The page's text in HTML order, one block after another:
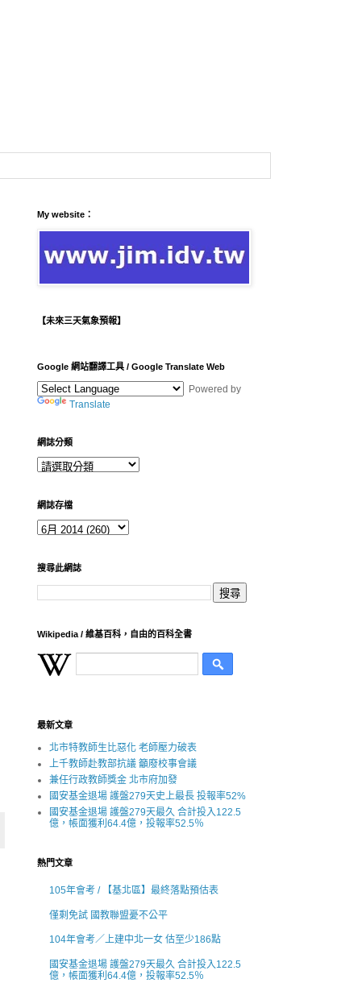
My website：
【未來三天氣象預報】
Google 網站翻譯工具 / Google Translate Web
Powered by
Translate
網誌分類
網誌存檔
搜尋此網誌
Wikipedia / 維基百科，自由的百科全書
最新文章
北市特教師生比惡化 老師壓力破表
上千教師赴教部抗議 籲廢校事會議
兼任行政教師獎金 北市府加發
國安基金退場 護盤279天史上最長 投報率52%
國安基金退場 護盤279天最久 合計投入122.5
億，帳面獲利64.4億，投報率52.5％
熱門文章
105年會考 / 【基北區】最終落點預估表
僅剩免試 國教聯盟憂不公平
104年會考／上建中北一女 估至少186點
國安基金退場 護盤279天最久 合計投入122.5
億，帳面獲利64.4億，投報率52.5％